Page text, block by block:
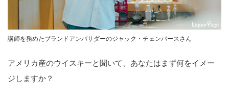
講師を務めたブランドアンバサダーのジャック・チェンバースさん
アメリカ産のウイスキーと聞いて、あなたはまず何をイメー
ジしますか？